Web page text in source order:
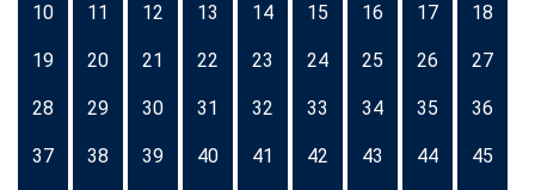
10 11 12 13 14 15 16 17 18
19 20 21 22 23 24 25 26 27
28 29 30 31 32 33 34 35 36
37 38 39 40 41 42 43 44 45